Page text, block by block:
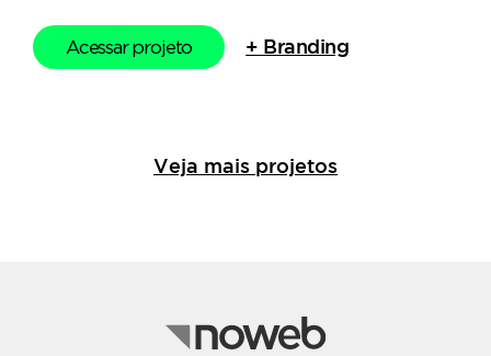
Acessar projeto + Branding
Veja mais projetos